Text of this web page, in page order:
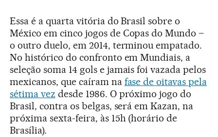
Essa é a quarta vitória do Brasil sobre o
México em cinco jogos de Copas do Mundo –
o outro duelo, em 2014, terminou empatado.
No histórico do confronto em Mundiais, a
seleção soma 14 gols e jamais foi vazada pelos
mexicanos, que caíram na fase de oitavas pela
sétima vez desde 1986. O próximo jogo do
Brasil, contra os belgas, será em Kazan, na
próxima sexta-feira, às 15h (horário de
Brasília).